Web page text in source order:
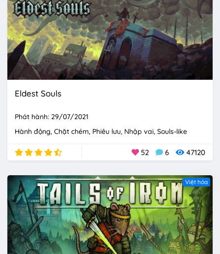
Eldest Souls
Phát hành: 29/07/2021
Hành động Chặt chém Phiêu lưu Nhập vai Souls-like
52 6 47120
Việt hóa